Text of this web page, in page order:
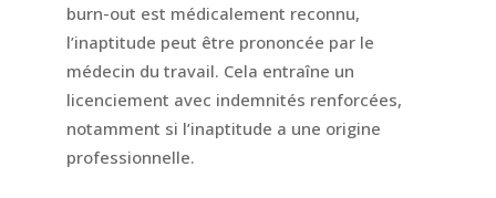
burn-out est médicalement reconnu,
l’inaptitude peut être prononcée par le
médecin du travail. Cela entraîne un
licenciement avec indemnités renforcées,
notamment si l’inaptitude a une origine
professionnelle.